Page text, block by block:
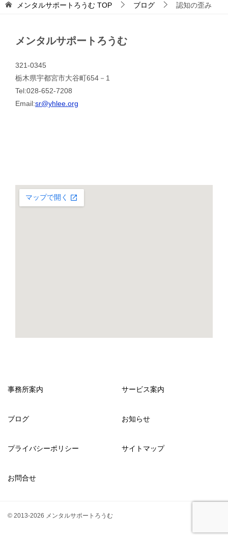
メンタルサポートろうむ TOP ブログ 認知の歪み
メンタルサポートろうむ
321-0345
栃木県宇都宮市大谷町654－1
Tel:028-652-7208
Email:sr@yhlee.org
事務所案内 サービス案内
ブログ お知らせ
プライバシーポリシー サイトマップ
お問合せ
© 2013-2026 メンタルサポートろうむ